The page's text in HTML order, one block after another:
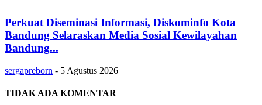
Perkuat Diseminasi Informasi, Diskominfo Kota
Bandung Selaraskan Media Sosial Kewilayahan
Bandung...
sergapreborn - 5 Agustus 2026
TIDAK ADA KOMENTAR